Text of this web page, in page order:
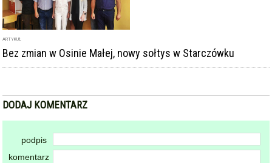
ARTYKUŁ
Bez zmian w Osinie Małej, nowy sołtys w Starczówku
DODAJ KOMENTARZ
podpis
komentarz